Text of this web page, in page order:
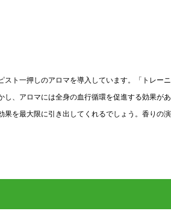
ト一押しのアロマを導入しています。「トレー
、アロマには全身の血行循環を促進する効果が
を最大限に引き出してくれるでしょう。香りの